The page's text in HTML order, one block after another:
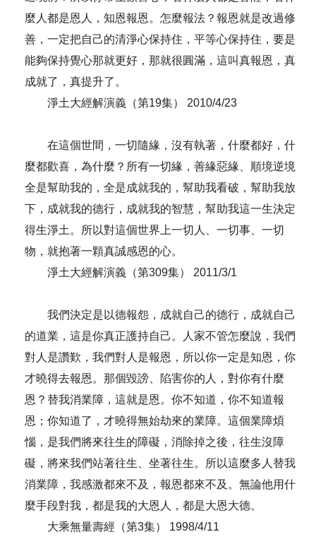
麼人都是恩人，知恩報恩。怎麼報法？報恩就是改過修
善，一定把自己的清淨心保持住，平等心保持住，要是
能夠保持覺心那就更好，那就很圓滿，這叫真報恩，真
成就了，真提升了。
淨土大經解演義（第19集） 2010/4/23
在這個世間，一切隨緣，沒有執著，什麼都好，什
麼都歡喜，為什麼？所有一切緣，善緣惡緣、順境逆境
全是幫助我的，全是成就我的，幫助我看破，幫助我放
下，成就我的德行，成就我的智慧，幫助我這一生決定
得生淨土。所以對這個世界上一切人、一切事、一切
物，就抱著一顆真誠感恩的心。
淨土大經解演義（第309集） 2011/3/1
我們決定是以德報怨，成就自己的德行，成就自己
的道業，這是你真正護持自己。人家不管怎麼說，我們
對人是讚歎，我們對人是報恩，所以你一定是知恩，你
才曉得去報恩。那個毀謗、陷害你的人，對你有什麼
恩？替我消業障，這就是恩。你不知道，你不知道報
恩；你知道了，才曉得無始劫來的業障。這個業障煩
惱，是我們將來往生的障礙，消除掉之後，往生沒障
礙，將來我們站著往生、坐著往生。所以這麼多人替我
消業障，我感激都來不及，報恩都來不及。無論他用什
麼手段對我，都是我的大恩人，都是大恩大德。
大乘無量壽經（第3集） 1998/4/11